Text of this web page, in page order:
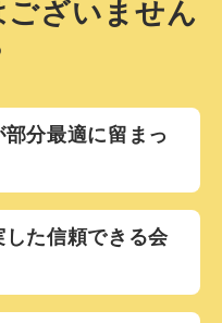
ざいません
分最適に留まっ
た信頼できる会